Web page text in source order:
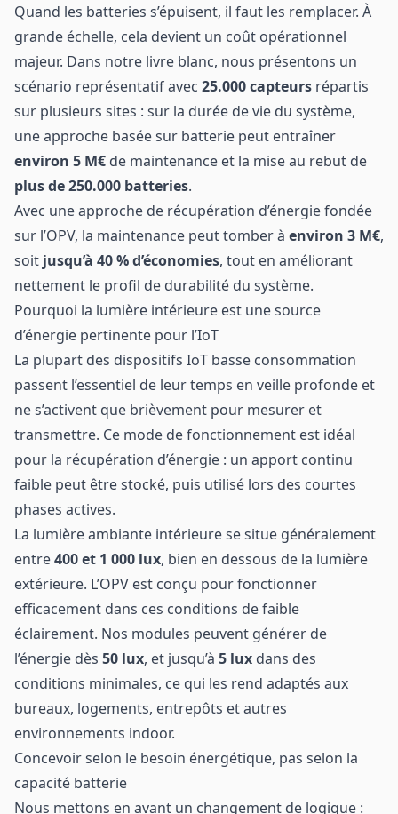
Quand les batteries s’épuisent, il faut les remplacer. À
grande échelle, cela devient un coût opérationnel
majeur. Dans notre livre blanc, nous présentons un
scénario représentatif avec 25.000 capteurs répartis
sur plusieurs sites : sur la durée de vie du système,
une approche basée sur batterie peut entraîner
environ 5 M€ de maintenance et la mise au rebut de
plus de 250.000 batteries.
Avec une approche de récupération d’énergie fondée
sur l’OPV, la maintenance peut tomber à environ 3 M€,
soit jusqu’à 40 % d’économies, tout en améliorant
nettement le profil de durabilité du système.
Pourquoi la lumière intérieure est une source
d’énergie pertinente pour l’IoT
La plupart des dispositifs IoT basse consommation
passent l’essentiel de leur temps en veille profonde et
ne s’activent que brièvement pour mesurer et
transmettre. Ce mode de fonctionnement est idéal
pour la récupération d’énergie : un apport continu
faible peut être stocké, puis utilisé lors des courtes
phases actives.
La lumière ambiante intérieure se situe généralement
entre400 et 1 000 lux, bien en dessous de la lumière
extérieure. L’OPV est conçu pour fonctionner
efficacement dans ces conditions de faible
éclairement. Nos modules peuvent générer de
l’énergie dès 50 lux, et jusqu’à 5 lux dans des
conditions minimales, ce qui les rend adaptés aux
bureaux, logements, entrepôts et autres
environnements indoor.
Concevoir selon le besoin énergétique, pas selon la
capacité batterie
Nous mettons en avant un changement de logique :